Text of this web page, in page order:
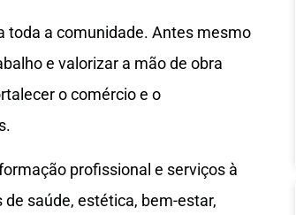
toda a comunidade. Antes mesmo
e valorizar a mão de obra
o comércio e o
profissional e serviços à
saúde, estética, bem-estar,